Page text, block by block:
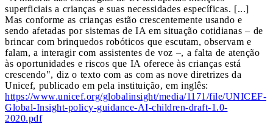
superficiais a crianças e suas necessidades específicas. [...]
Mas conforme as crianças estão crescentemente usando e
sendo afetadas por sistemas de IA em situação cotidianas – de
brincar com brinquedos robóticos que escutam, observam e
falam, a interagir com assistentes de voz –, a falta de atenção
às oportunidades e riscos que IA oferece às crianças está
crescendo", diz o texto com as com as nove diretrizes da
Unicef, publicado em pela instituição, em inglês:
https://www.unicef.org/globalinsight/media/1171/file/UNICEF-
Global-Insight-policy-guidance-AI-children-draft-1.0-
2020.pdf